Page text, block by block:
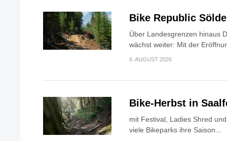
Bike Republic
Über Landesgrenzen hinaus
wächst weiter: Mit der
6. AUGUST 2026
Bike-Herbst in
mit Festival, Ladies Shred
viele Bikeparks ihre Saison...